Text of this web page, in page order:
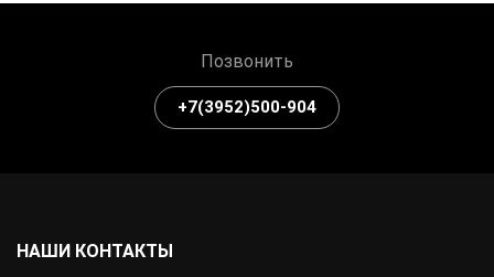
Позвонить
+7(3952)500-904
НАШИ КОНТАКТЫ